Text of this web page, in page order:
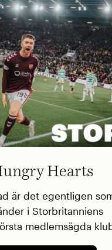
Hearts
är det egentligen
i Storbritanniens
medlemsägda